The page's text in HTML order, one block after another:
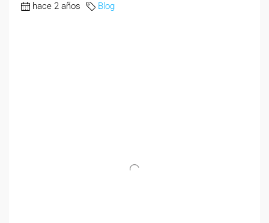
hace 2 años Blog